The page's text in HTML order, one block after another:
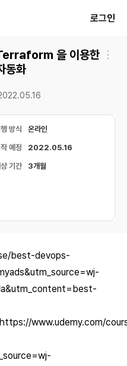
로그인
을 이용한
동화
방식 온라인
예정 2022.05.16
기간 3개월
best-devops-
www.udemy.com/